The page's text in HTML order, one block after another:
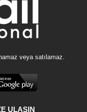
veya satılamaz.
ULAŞIN